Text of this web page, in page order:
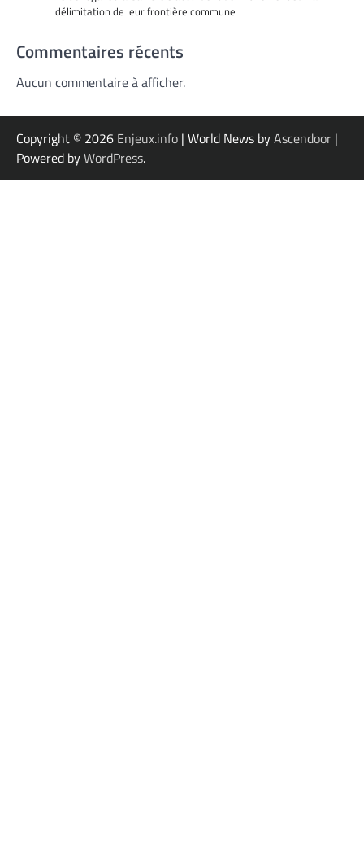
délimitation de leur frontière commune
Commentaires récents
Aucun commentaire à afficher.
Copyright © 2026 Enjeux.info | World News byAscendoor |
Powered byWordPress.